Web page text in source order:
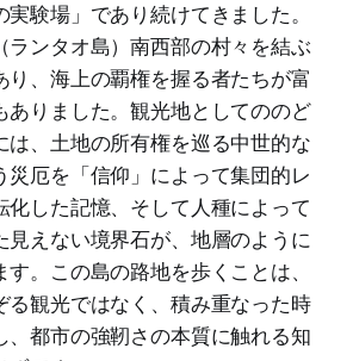
実験場」であり続けてきました。
ランタオ島）南西部の村々を結ぶ
り、海上の覇権を握る者たちが富
ありました。観光地としてののど
は、土地の所有権を巡る中世的な
災厄を「信仰」によって集団的レ
化した記憶、そして人種によって
見えない境界石が、地層のように
。この島の路地を歩くことは、
る観光ではなく、積み重なった時
、都市の強靭さの本質に触れる知